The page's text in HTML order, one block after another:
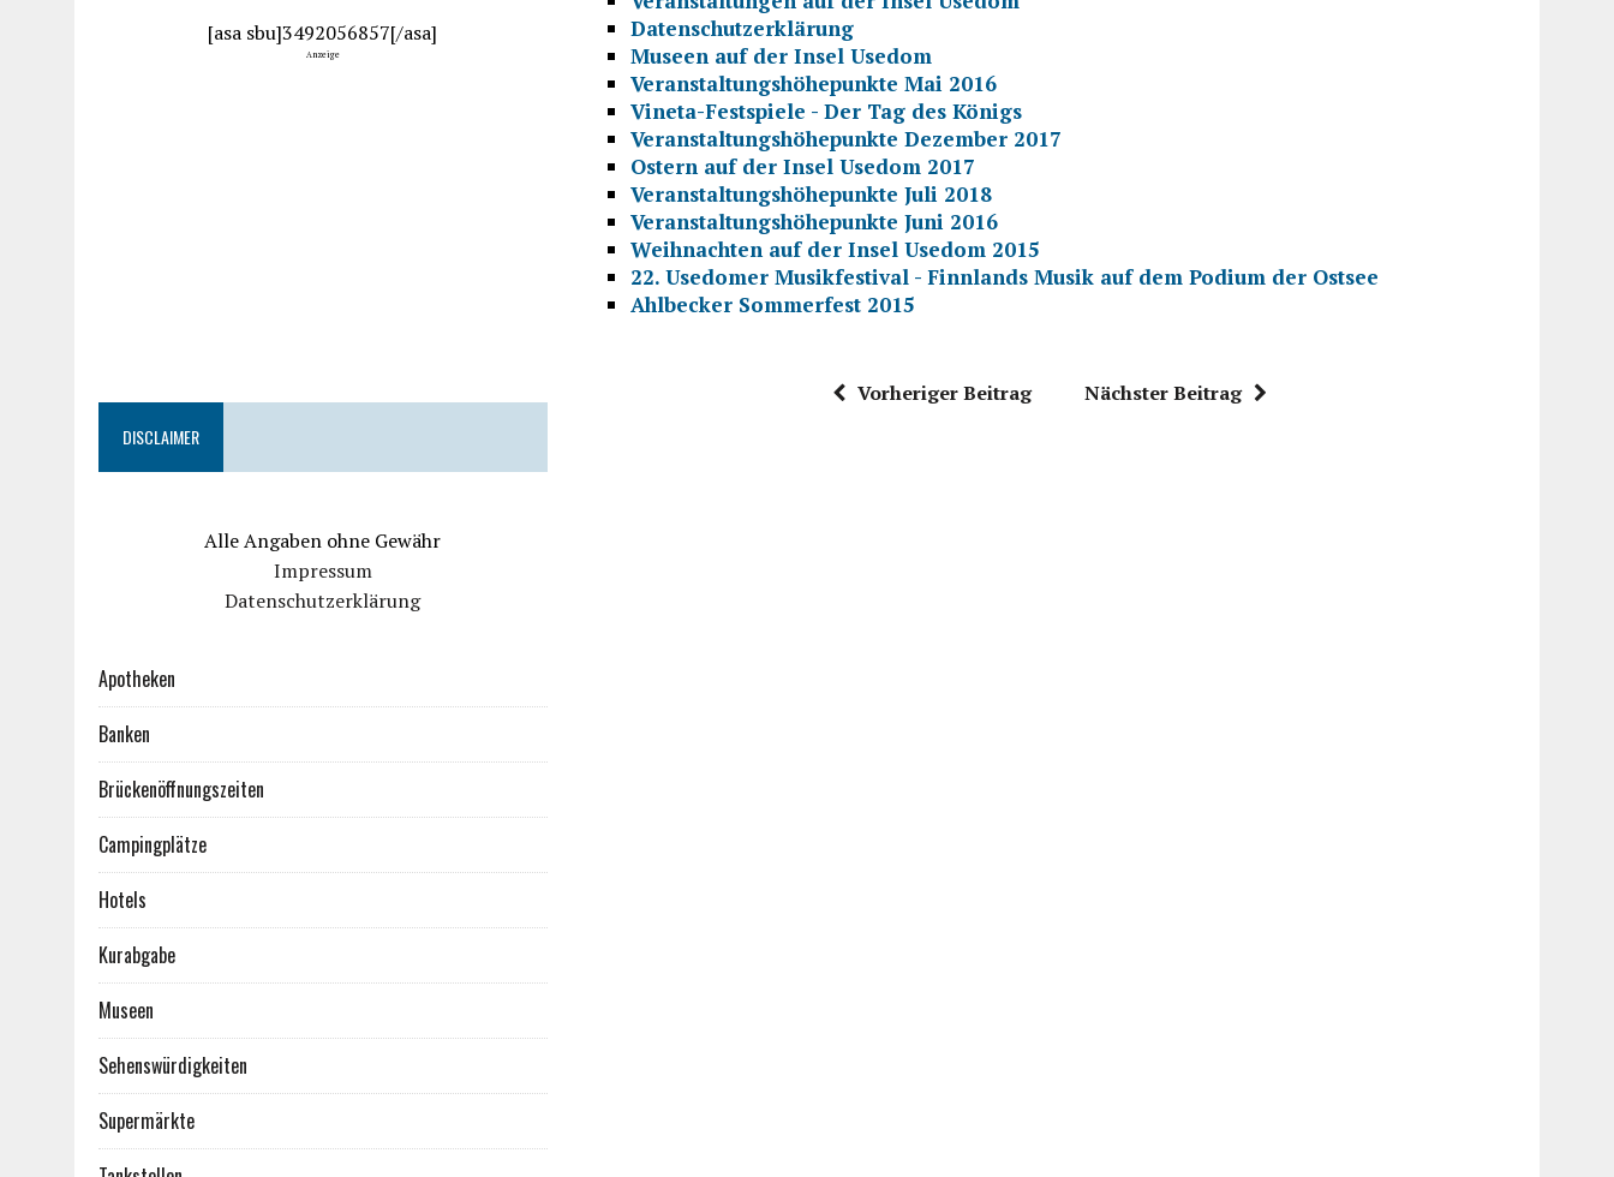
Datenschutzerklärung
Museen auf der Insel Usedom
Veranstaltungshöhepunkte Mai 2016
Vineta-Festspiele - Der Tag des Königs
Veranstaltungshöhepunkte Dezember 2017
Ostern auf der Insel Usedom 2017
Veranstaltungshöhepunkte Juli 2018
Veranstaltungshöhepunkte Juni 2016
Weihnachten auf der Insel Usedom 2015
22. Usedomer Musikfestival - Finnlands Musik auf dem Podium der Ostsee
Ahlbecker Sommerfest 2015
Vorheriger Beitrag Nächster Beitrag
[asa sbu]3492056857[/asa]
Anzeige
DISCLAIMER
Alle Angaben ohne Gewähr
Impressum
Datenschutzerklärung
Apotheken
Banken
Brückenöffnungszeiten
Campingplätze
Hotels
Kurabgabe
Museen
Sehenswürdigkeiten
Supermärkte